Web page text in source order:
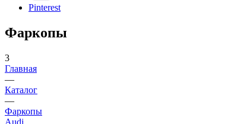
Pinterest
Фаркопы
3
Главная
—
Каталог
—
Фаркопы
Audi